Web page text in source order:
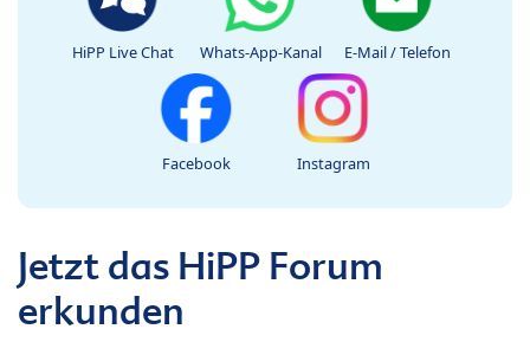
HiPP Live Chat Whats-App-Kanal E-Mail / Telefon
Facebook Instagram
Jetzt das HiPP Forum
erkunden